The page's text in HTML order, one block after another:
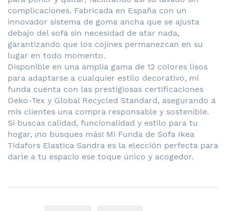
complicaciones. Fabricada en España con un
innovador sistema de goma ancha que se ajusta
debajo del sofá sin necesidad de atar nada,
garantizando que los cojines permanezcan en su
lugar en todo momento.
Disponible en una amplia gama de 12 colores lisos
para adaptarse a cualquier estilo decorativo, mi
funda cuenta con las prestigiosas certificaciones
Oeko-Tex y Global Recycled Standard, asegurando a
mis clientes una compra responsable y sostenible.
Si buscas calidad, funcionalidad y estilo para tu
hogar, ¡no busques más! Mi Funda de Sofa Ikea
Tidafors Elastica Sandra es la elección perfecta para
darle a tu espacio ese toque único y acogedor.